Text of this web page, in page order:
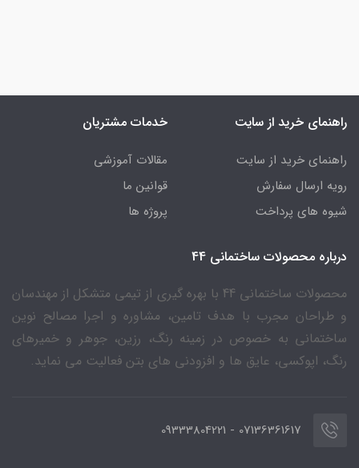
راهنمای خرید از سایت
راهنمای خرید از سایت
رویه ارسال سفارش
شیوه های پرداخت
خدمات مشتریان
مقالات آموزشی
قوانین ما
پروژه ها
درباره محصولات ساختمانی 44
محصولات ساختمانی 44 با بهره گیری از تیمی متشکل از مهندسان
و طراحان مجرب با هدف تامین، مشاوره و اجرا مصالح نوین
ساختمانی به خصوص در زمینه رنگ، رزین، جوهر و خمیرهای
رنگ، اپوکسی، عایق ها و افزودنی های بتن فعالیت می نماید.
07136361617 - 09333804221